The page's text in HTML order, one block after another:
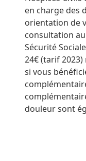
en charge des
orientation de
consultation
Sécurité
24€ (tarif
si vous
douleur sont